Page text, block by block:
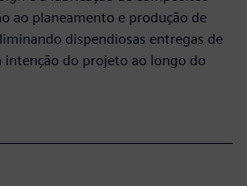
ao planeamento e produção de
dispendiosas entregas de
intenção do projeto ao longo do